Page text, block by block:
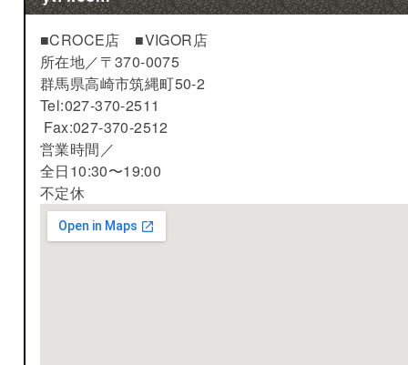
■CROCE店 ■VIGOR店
所在地／〒370-0075
群馬県高崎市筑縄町50-2
Tel:027-370-2511
Fax:027-370-2512
営業時間／
全日10:30〜19:00
不定休